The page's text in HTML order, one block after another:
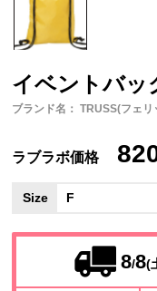
イベントバッ
ブランド名： TRUSS(フェ
ラブラボ価格
Size F
8/8(